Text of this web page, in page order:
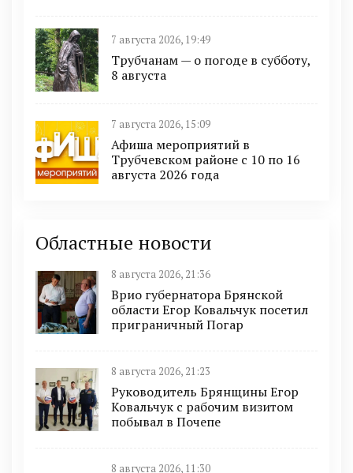
7 августа 2026, 19:49
Трубчанам — о погоде в субботу,
8 августа
7 августа 2026, 15:09
Афиша мероприятий в
Трубчевском районе с 10 по 16
августа 2026 года
Областные новости
8 августа 2026, 21:36
Врио губернатора Брянской
области Егор Ковальчук посетил
приграничный Погар
8 августа 2026, 21:23
Руководитель Брянщины Егор
Ковальчук с рабочим визитом
побывал в Почепе
8 августа 2026, 11:30